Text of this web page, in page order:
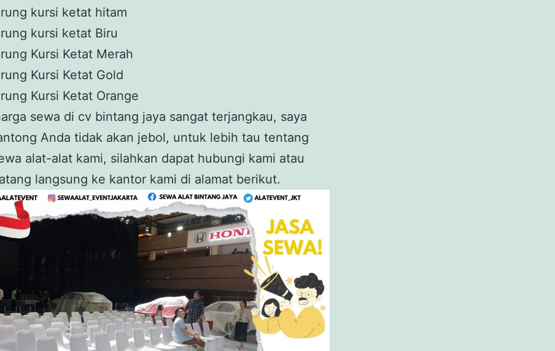
kursi ketat hitam
kursi ketat Biru
Kursi Ketat Merah
Kursi Ketat Gold
Kursi Ketat Orange
sewa di cv bintang jaya sangat terjangkau, saya
Anda tidak akan jebol, untuk lebih tau tentang
alat-alat kami, silahkan dapat hubungi kami atau
langsung ke kantor kami di alamat berikut.